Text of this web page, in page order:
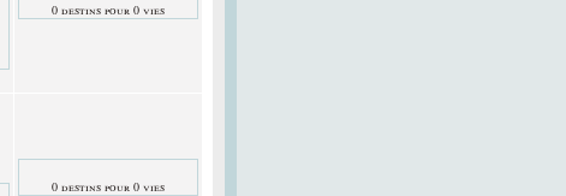
0 destins pour 0 vies
0 destins pour 0 vies